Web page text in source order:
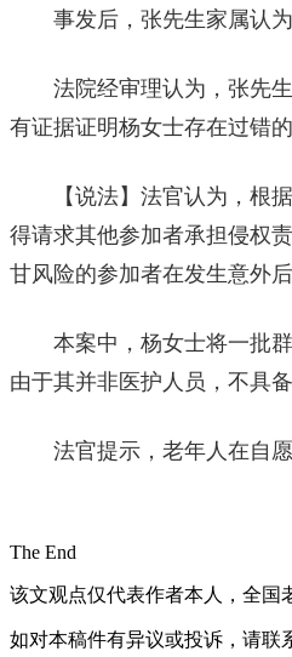
事发后，张先生家属认为
法院经审理认为，张先生
有证据证明杨女士存在过错
【说法】法官认为，根据
得请求其他参加者承担侵权
甘风险的参加者在发生意外
本案中，杨女士将一批群
由于其并非医护人员，不具
法官提示，老年人在自愿
The End
该文观点仅代表作者本人，全国
如对本稿件有异议或投诉，请联